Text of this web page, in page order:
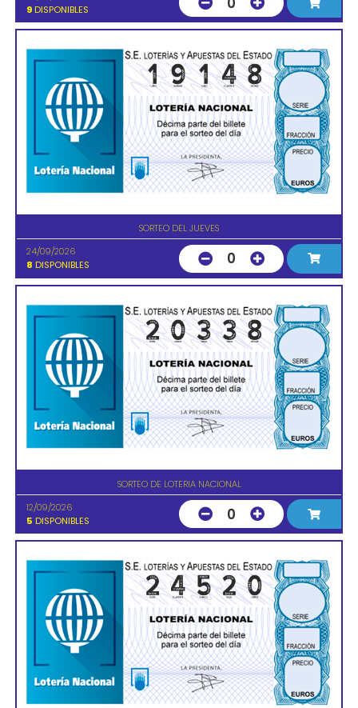
9 DISPONIBLES
SORTEO DEL JUEVES
24/09/2026
8 DISPONIBLES 0
SORTEO DE LOTERIA NACIONAL
12/09/2026
5 DISPONIBLES 0